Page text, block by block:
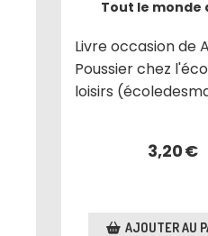
Tout le monde
Livre occasion de
Poussier chez
loisirs
3,20€
AJOUTER AU